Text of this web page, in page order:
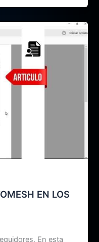
EN LOS
En esta